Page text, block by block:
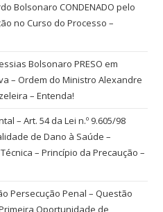
Bolsonaro CONDENADO pelo
no Curso do Processo –
Bolsonaro PRESO em
– Ordem do Ministro Alexandre
– Entenda!
– Art. 54 da Lei n.º 9.605/98
de Dano à Saúde –
– Princípio da Precaução –
Persecução Penal – Questão
Oportunidade de